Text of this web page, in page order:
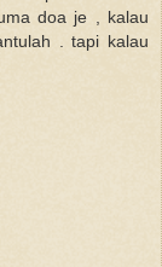
doa je , kalau
. tapi kalau